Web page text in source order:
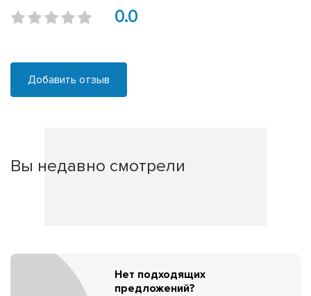
0.0
Добавить отзыв
Вы недавно смотрели
Нет подходящих
предложений?